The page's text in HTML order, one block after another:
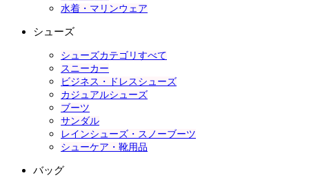
水着・マリンウェア
シューズ
シューズカテゴリすべて
スニーカー
ビジネス・ドレスシューズ
カジュアルシューズ
ブーツ
サンダル
レインシューズ・スノーブーツ
シューケア・靴用品
バッグ